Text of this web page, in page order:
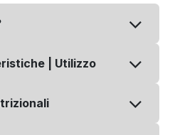
| Utilizzo